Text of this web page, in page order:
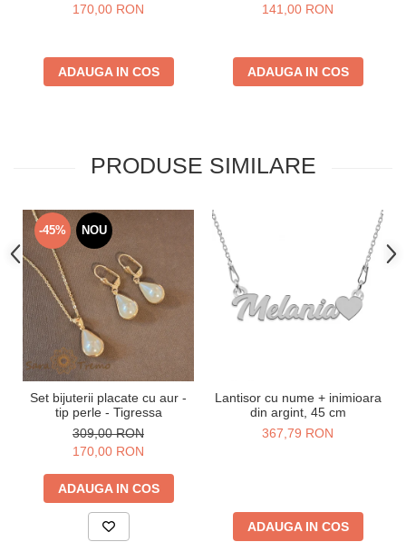
170,00 RON
ADAUGA IN COS
141,00 RON
ADAUGA IN COS
PRODUSE SIMILARE
-45% NOU
Set bijuterii placate cu aur -
tip perle - Tigressa
309,00 RON
170,00 RON
ADAUGA IN COS
Lantisor cu nume + inimioara
din argint, 45 cm
367,79 RON
ADAUGA IN COS